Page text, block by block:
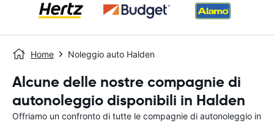
Home Noleggio auto Halden
Alcune delle nostre compagnie di
autonoleggio disponibili in Halden
Offriamo un confronto di tutte le compagnie di autonoleggio in